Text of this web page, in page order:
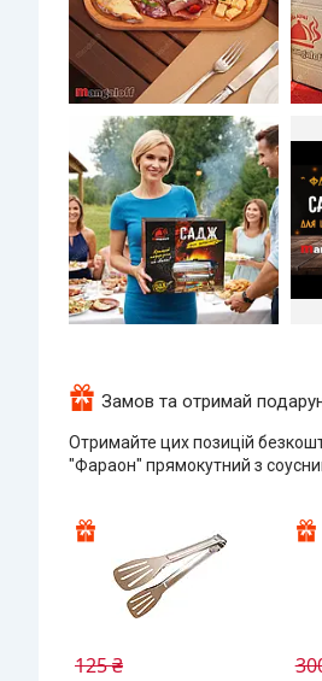
Замов та отримай
Отримайте цих позицій
"Фараон" прямокутний з
125 ₴